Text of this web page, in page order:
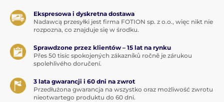
Ekspresowa i dyskretna dostawa
Nadawcą przesyłki jest firma FOTION sp. z o.o., więc nikt nie
rozpozna, co znajduje się w środku.
Sprawdzone przez klientów – 15 lat na rynku
Přes 50 tisíc spokojených zákazníků ročně je zárukou
spolehlivého doručení.
3 lata gwarancji i 60 dni na zwrot
Przedłużona gwarancja na wszystko oraz możliwość zwrotu
nieotwartego produktu do 60 dni.